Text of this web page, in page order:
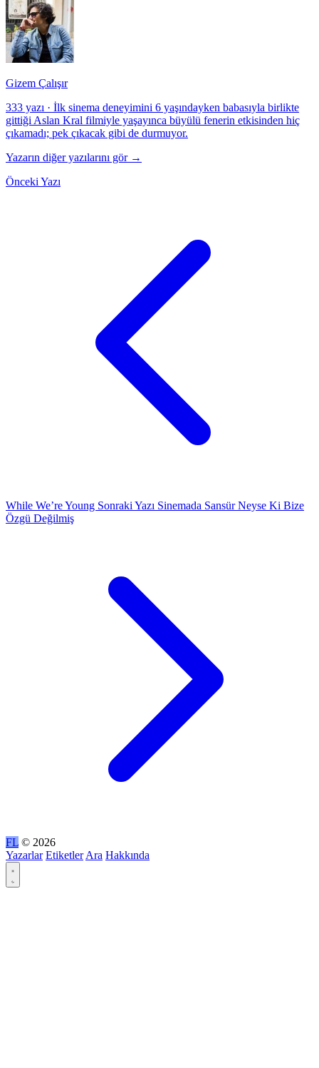
Gizem Çalışır
333 yazı · İlk sinema deneyimini 6 yaşındayken babasıyla birlikte
gittiği Aslan Kral filmiyle yaşayınca büyülü fenerin etkisinden hiç
çıkamadı; pek çıkacak gibi de durmuyor.
Yazarın diğer yazılarını gör →
Önceki Yazı
While We’re Young Sonraki Yazı Sinemada Sansür Neyse Ki Bize
Özgü Değilmiş
FL © 2026
Yazarlar Etiketler Ara Hakkında